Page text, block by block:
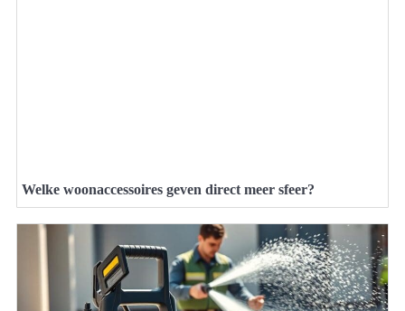
Welke woonaccessoires geven direct meer sfeer?